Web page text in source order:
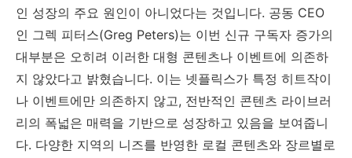
인 성장의 주요 원인이 아니었다는 것입니다. 공동 CEO
인 그렉 피터스(Greg Peters)는 이번 신규 구독자 증가의
대부분은 오히려 이러한 대형 콘텐츠나 이벤트에 의존하
지 않았다고 밝혔습니다. 이는 넷플릭스가 특정 히트작이
나 이벤트에만 의존하지 않고, 전반적인 콘텐츠 라이브러
리의 폭넓은 매력을 기반으로 성장하고 있음을 보여줍니
다. 다양한 지역의 니즈를 반영한 로컬 콘텐츠와 장르별로